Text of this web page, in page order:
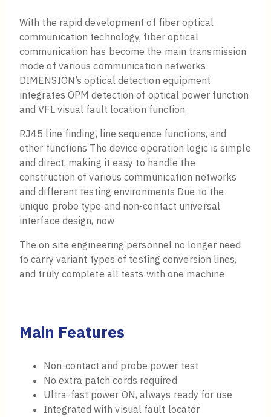
With the rapid development of fiber optical
communication technology, fiber optical
communication has become the main transmission
mode of various communication networks
DIMENSION’s optical detection equipment
integrates OPM detection of optical power function
and VFL visual fault location function,
RJ45 line finding, line sequence functions, and
other functions The device operation logic is simple
and direct, making it easy to handle the
construction of various communication networks
and different testing environments Due to the
unique probe type and non-contact universal
interface design, now
The on site engineering personnel no longer need
to carry variant types of testing conversion lines,
and truly complete all tests with one machine
Main Features
Non-contact and probe power test
No extra patch cords required
Ultra-fast power ON, always ready for use
Integrated with visual fault locator